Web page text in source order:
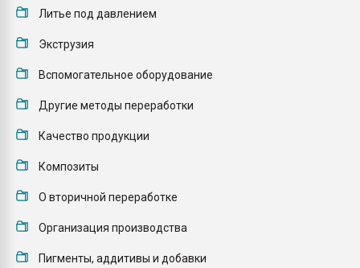
Литье под давлением
Экструзия
Вспомогательное оборудование
Другие методы переработки
Качество продукции
Композиты
О вторичной переработке
Организация производства
Пигменты, аддитивы и добавки